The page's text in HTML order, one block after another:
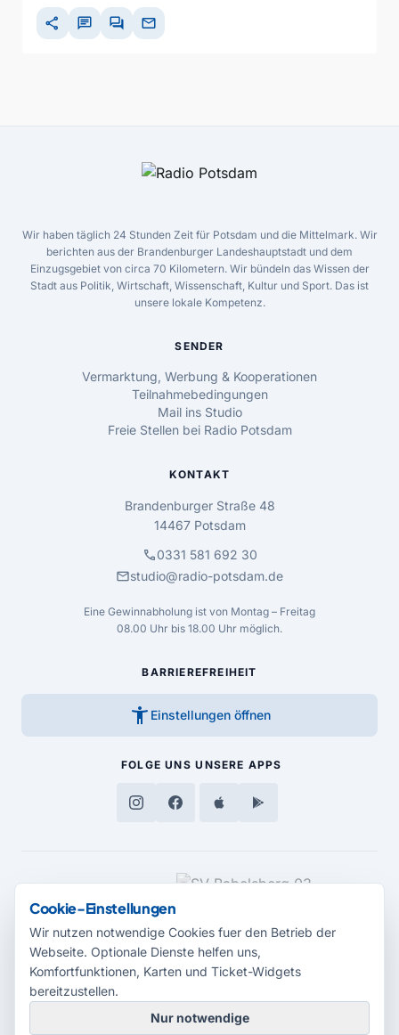
share chat forum mail
Wir haben täglich 24 Stunden Zeit für Potsdam und die Mittelmark. Wir
berichten aus der Brandenburger Landeshauptstadt und dem
Einzugsgebiet von circa 70 Kilometern. Wir bündeln das Wissen der
Stadt aus Politik, Wirtschaft, Wissenschaft, Kultur und Sport. Das ist
unsere lokale Kompetenz.
SENDER
Vermarktung, Werbung & Kooperationen
Teilnahmebedingungen
Mail ins Studio
Freie Stellen bei Radio Potsdam
KONTAKT
Brandenburger Straße 48
14467 Potsdam
call0331 581 692 30
mailstudio@radio-potsdam.de
Eine Gewinnabholung ist von Montag – Freitag
08.00 Uhr bis 18.00 Uhr möglich.
BARRIEREFREIHEIT
accessibility_new Einstellungen öffnen
FOLGE UNS UNSERE APPS
MEDIENPARTNER
Cookie-Einstellungen
Wir nutzen notwendige Cookies fuer den Betrieb der
Webseite. Optionale Dienste helfen uns,
Komfortfunktionen, Karten und Ticket-Widgets
bereitzustellen.
Nur notwendige